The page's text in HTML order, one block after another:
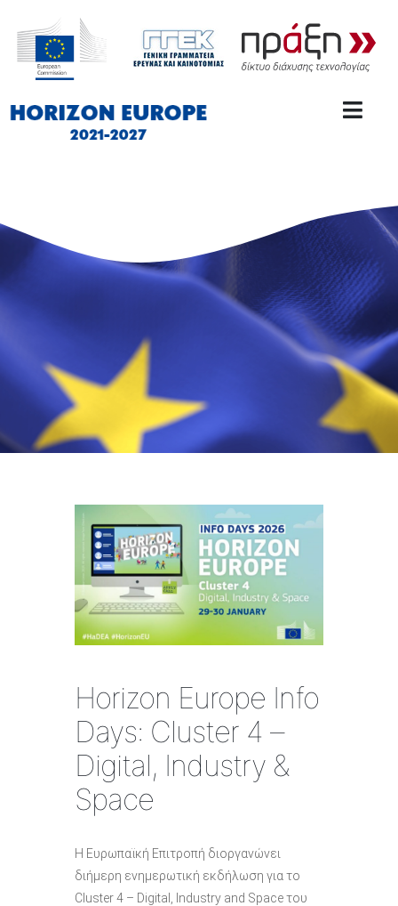
Horizon Europe Info
Days: Cluster 4 –
Digital, Industry &
Space
Η Ευρωπαϊκή Επιτροπή διοργανώνει
διήμερη ενημερωτική εκδήλωση για το
Cluster 4 – Digital, Industry and Space του